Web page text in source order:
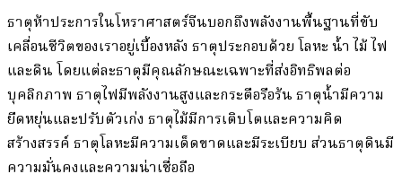
ธาตุห้าประการในโหราศาสตร์จีนบอกถึงพลังงานพื้นฐานที่ขับ
เคลื่อนชีวิตของเราอยู่เบื้องหลัง ธาตุประกอบด้วย โลหะ น้ำ ไม้ ไฟ
และดิน โดยแต่ละธาตุมีคุณลักษณะเฉพาะที่ส่งอิทธิพลต่อ
บุคลิกภาพ ธาตุไฟมีพลังงานสูงและกระตือรือร้น ธาตุน้ำมีความ
ยืดหยุ่นและปรับตัวเก่ง ธาตุไม้มีการเติบโตและความคิด
สร้างสรรค์ ธาตุโลหะมีความเด็ดขาดและมีระเบียบ ส่วนธาตุดินมี
ความมั่นคงและความน่าเชื่อถือ